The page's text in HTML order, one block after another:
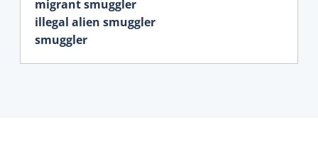
migrant smuggler
illegal alien smuggler
smuggler